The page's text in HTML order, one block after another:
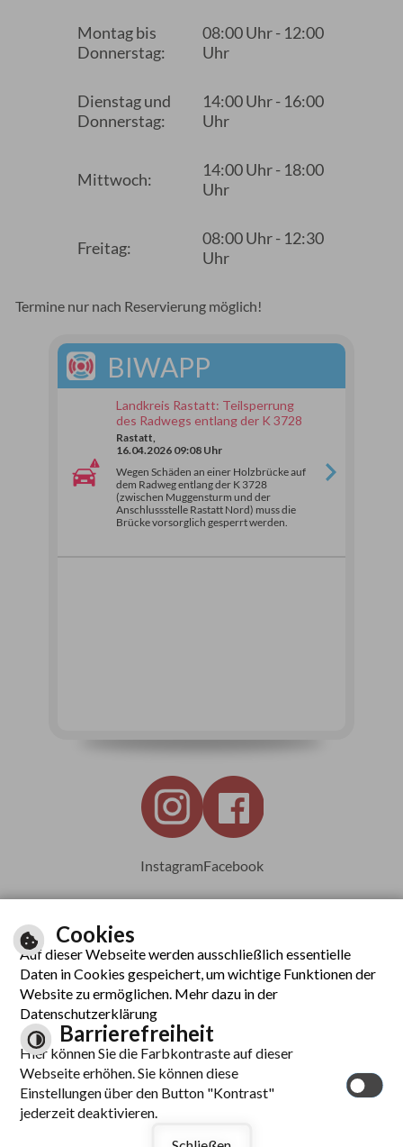
Montag bis
Donnerstag:
08:00 Uhr - 12:00
Uhr
Dienstag und
Donnerstag:
14:00 Uhr - 16:00
Uhr
Mittwoch:
14:00 Uhr - 18:00
Uhr
Freitag:
08:00 Uhr - 12:30
Uhr
Termine nur nach Reservierung möglich!
BIWAPP
Landkreis Rastatt: Teilsperrung
des Radwegs entlang der K 3728
Rastatt,
16.04.2026 09:08 Uhr
Wegen Schäden an einer Holzbrücke auf
dem Radweg entlang der K 3728
(zwischen Muggensturm und der
Anschlussstelle Rastatt Nord) muss die
Brücke vorsorglich gesperrt werden.
InstagramFacebook
Leichte Sprache
Inhalt
Impressum
Datenschutzerklärung
Barrierefreiheit
Cookies
Auf dieser Webseite werden ausschließlich essentielle
Daten in Cookies gespeichert, um wichtige Funktionen der
Website zu ermöglichen. Mehr dazu in der
Datenschutzerklärung
Barrierefreiheit
Hier können Sie die Farbkontraste auf dieser
Webseite erhöhen. Sie können diese
Einstellungen über den Button "Kontrast"
jederzeit deaktivieren.